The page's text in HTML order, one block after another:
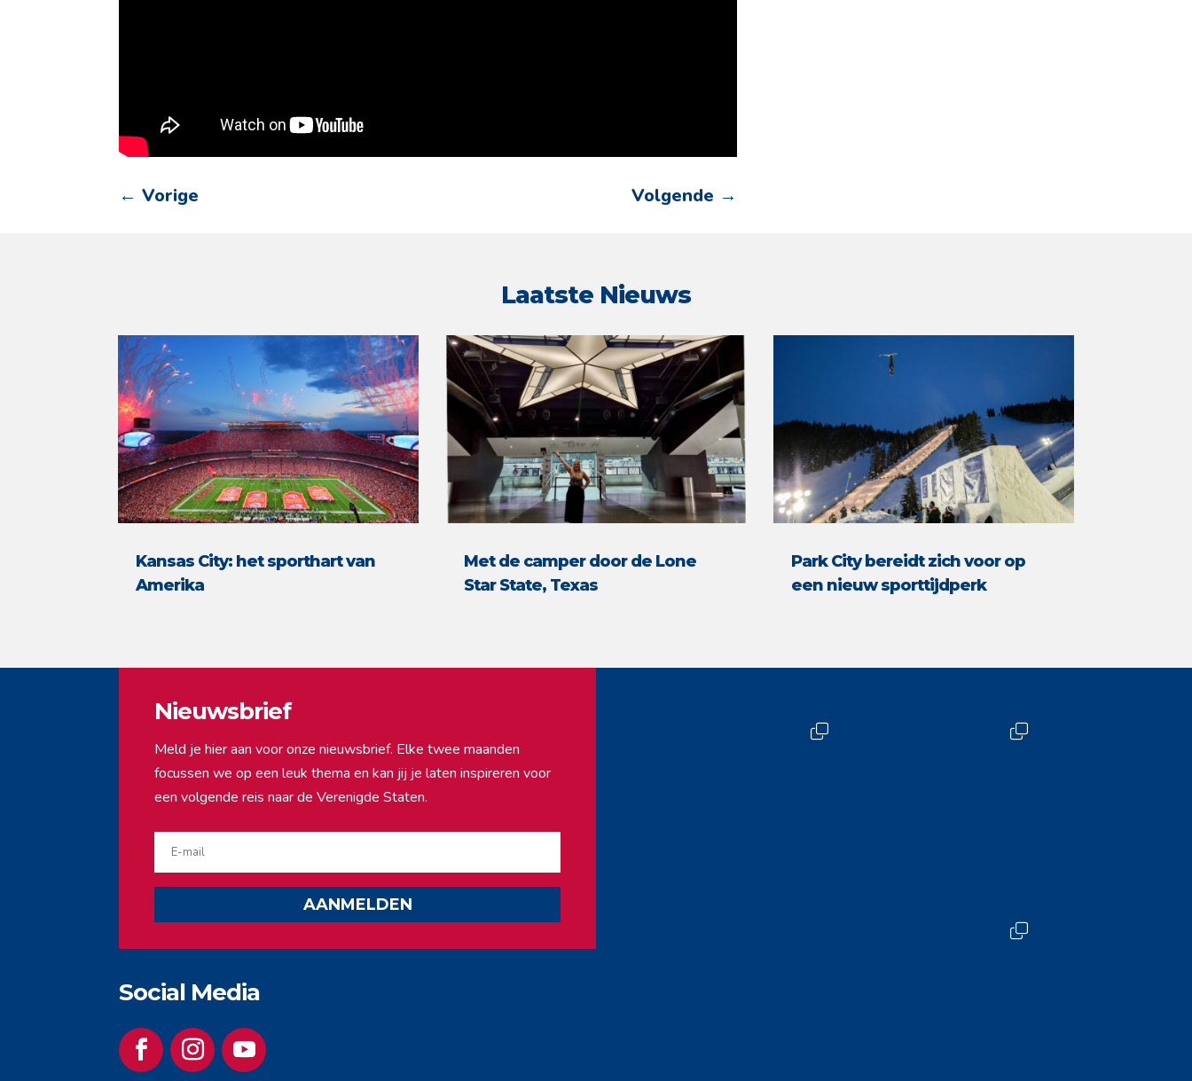
←Vorige Volgende →
Laatste Nieuws
Kansas City: het sporthart van
Amerika
Met de camper door de Lone
Star State, Texas
Park City bereidt zich voor op
een nieuw sporttijdperk
Nieuwsbrief
Meld je hier aan voor onze nieuwsbrief. Elke twee maanden
focussen we op een leuk thema en kan jij je laten inspireren voor
een volgende reis naar de Verenigde Staten.
AANMELDEN
Social Media